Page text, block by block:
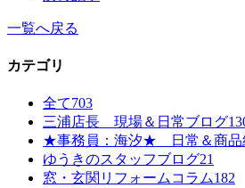
一覧へ戻る
カテゴリ
全て703
三浦店長 現場＆日常ブログ
★事務員：海汐★ 日常＆商品
ゆうきのスタッフブログ21
窓・玄関リフォームコラム182